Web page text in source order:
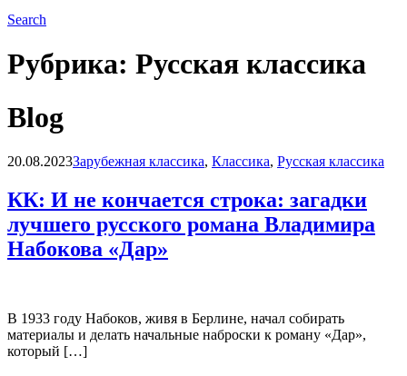
Search
Рубрика: Русская классика
Blog
20.08.2023Зарубежная классика, Классика, Русская классика
КК: И не кончается строка: загадки
лучшего русского романа Владимира
Набокова «Дар»
В 1933 году Набоков, живя в Берлине, начал собирать
материалы и делать начальные наброски к роману «Дар»,
который […]